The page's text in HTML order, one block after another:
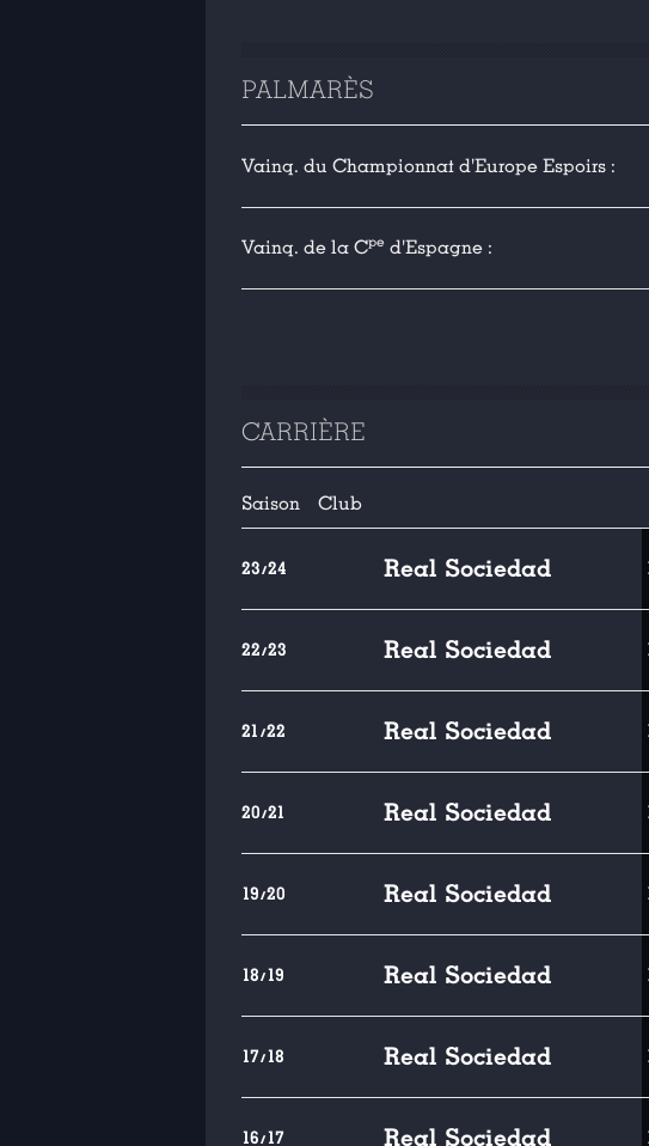
PALMARÈS
Vainq. du Championnat d'Europe Espoirs :
Vainq. de la Cpe d'Espagne :
CARRIÈRE
Saison Club
23/24 Real Sociedad
22/23 Real Sociedad
21/22 Real Sociedad
20/21 Real Sociedad
19/20 Real Sociedad
18/19 Real Sociedad
17/18 Real Sociedad
16/17 Real Sociedad